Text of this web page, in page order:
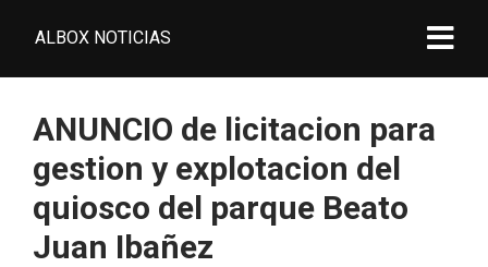
ALBOX NOTICIAS
ANUNCIO de licitacion para
gestion y explotacion del
quiosco del parque Beato
Juan Ibañez